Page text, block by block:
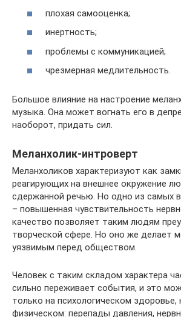
плохая самооценка;
инертность;
проблемы с коммуникацией;
чрезмерная медлительность.
Большое влияние на настроение
музыка. Она может вогнать его в
наоборот, придать сил.
Меланхолик-интроверт
Меланхоликов характеризуют как
реагирующих на внешнее окружение
сдержанной речью. Но одно из самых
– повышенная чувствительность
качество позволяет таким людям
творческой сфере. Но оно же делает
уязвимым перед обществом.
Человек с таким складом характера
сильно переживает события, и это
только на психологическом здоровье,
физическом: перепады давления,